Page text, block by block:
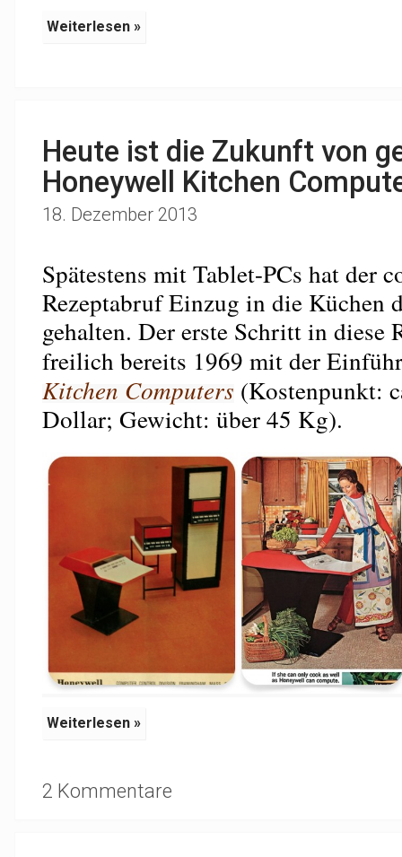
Weiterlesen »
Heute ist die Zukunft von
Honeywell Kitchen
18. Dezember 2013
Spätestens mit Tablet-PCs hat der
Rezeptabruf Einzug in die Küchen
gehalten. Der erste Schritt in diese
freilich bereits 1969 mit der
Kitchen Computers (Kostenpunkt:
Dollar; Gewicht: über 45 Kg).
Weiterlesen »
2 Kommentare